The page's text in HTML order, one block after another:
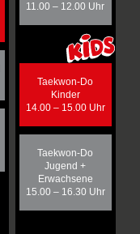
11.00 – 12.00 Uhr
Taekwon-Do
Kinder
14.00 – 15.00 Uhr
Taekwon-Do
Jugend +
Erwachsene
15.00 – 16.30 Uhr